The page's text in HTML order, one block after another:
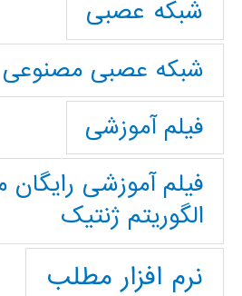
شبکه عصبی
شبکه عصبی مصنوعی
فیلم آموزشی
فیلم آموزشی رایگان
الگوریتم ژنتیک
نرم افزار مطلب